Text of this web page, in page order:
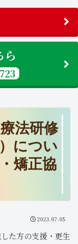
ら
法研修
につい
矯正協
2023.07.05
た方の支援・更生